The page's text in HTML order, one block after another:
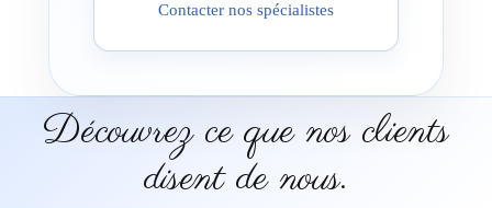
Contacter nos spécialistes
Découvrez ce que nos clients
disent de nous.